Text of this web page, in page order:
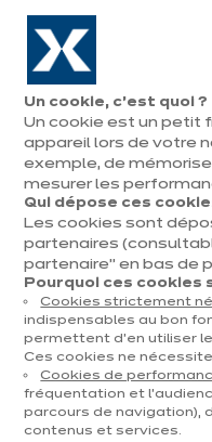
Aller à la navigation
Aller au contenu principal
Ouvrir
le
menu
Cuisines
Toutes nos
Par catégorie
Cuisines
Petites
Cuisines
Cuisines
Par couleur &
Blanches
Un cookie, c’est quoi ?
Un cookie est un petit
appareil lors de votre
exemple, de
mesurer les
Qui dépose ces
Les cookies sont
partenaires
partenaire" en bas de
Pourquoi ces cookies
Cookies strictement
indispensables au bon
permettent d’en utiliser
Ces cookies ne
Cookies de
fréquentation et
parcours de navigation),
contenus et services.